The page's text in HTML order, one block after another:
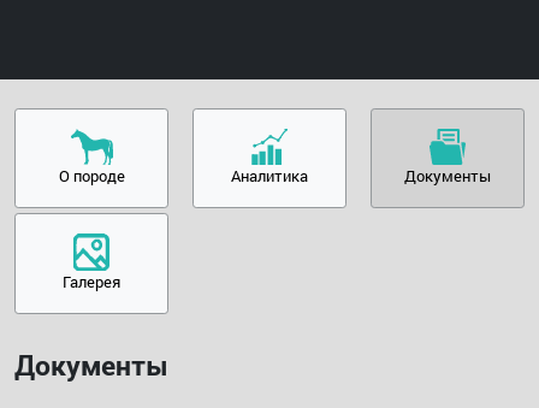
О породе Аналитика Документы
Галерея
Документы